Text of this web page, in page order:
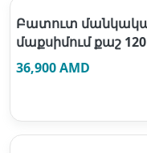
Բատուտ
մաքսիմում քաշ
36,900 AMD